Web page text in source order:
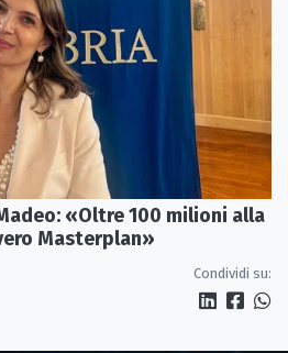
«Oltre 100 milioni alla
Masterplan»
Condividi su: